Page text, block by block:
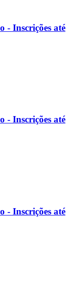
- Inscrições até
- Inscrições até
- Inscrições até